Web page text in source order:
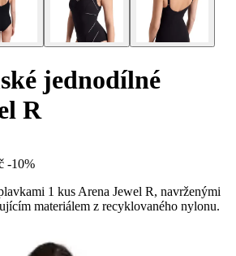
jednodílné
R
-10%
1 kus Arena Jewel R, navrženými
materiálem z recyklovaného nylonu.